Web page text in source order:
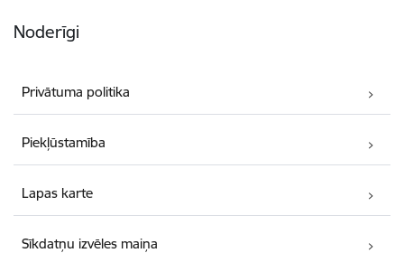
Noderīgi
Privātuma politika
Piekļūstamība
Lapas karte
Sīkdatņu izvēles maiņa